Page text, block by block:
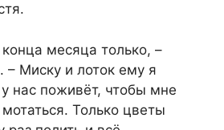
месяца только, –
– Миску и лоток ему я
нас поживёт, чтобы мне
Только цветы